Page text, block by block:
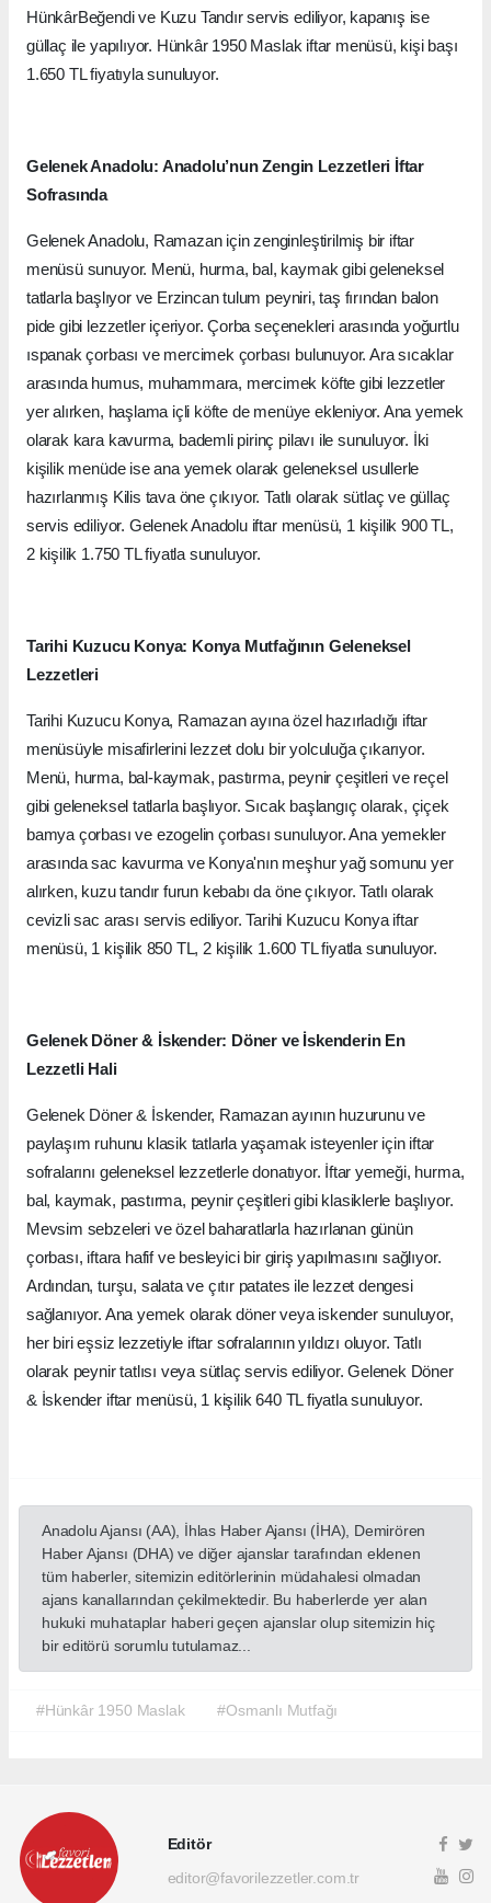
HünkârBeğendi ve Kuzu Tandır servis ediliyor, kapanış ise
güllaç ile yapılıyor. Hünkâr 1950 Maslak iftar menüsü, kişi başı
1.650 TL fiyatıyla sunuluyor.
Gelenek Anadolu: Anadolu’nun Zengin Lezzetleri İftar
Sofrasında
Gelenek Anadolu, Ramazan için zenginleştirilmiş bir iftar
menüsü sunuyor. Menü, hurma, bal, kaymak gibi geleneksel
tatlarla başlıyor ve Erzincan tulum peyniri, taş fırından balon
pide gibi lezzetler içeriyor. Çorba seçenekleri arasında yoğurtlu
ıspanak çorbası ve mercimek çorbası bulunuyor. Ara sıcaklar
arasında humus, muhammara, mercimek köfte gibi lezzetler
yer alırken, haşlama içli köfte de menüye ekleniyor. Ana yemek
olarak kara kavurma, bademli pirinç pilavı ile sunuluyor. İki
kişilik menüde ise ana yemek olarak geleneksel usullerle
hazırlanmış Kilis tava öne çıkıyor. Tatlı olarak sütlaç ve güllaç
servis ediliyor. Gelenek Anadolu iftar menüsü, 1 kişilik 900 TL,
2 kişilik 1.750 TL fiyatla sunuluyor.
Tarihi Kuzucu Konya: Konya Mutfağının Geleneksel
Lezzetleri
Tarihi Kuzucu Konya, Ramazan ayına özel hazırladığı iftar
menüsüyle misafirlerini lezzet dolu bir yolculuğa çıkarıyor.
Menü, hurma, bal-kaymak, pastırma, peynir çeşitleri ve reçel
gibi geleneksel tatlarla başlıyor. Sıcak başlangıç olarak, çiçek
bamya çorbası ve ezogelin çorbası sunuluyor. Ana yemekler
arasında sac kavurma ve Konya'nın meşhur yağ somunu yer
alırken, kuzu tandır furun kebabı da öne çıkıyor. Tatlı olarak
cevizli sac arası servis ediliyor. Tarihi Kuzucu Konya iftar
menüsü, 1 kişilik 850 TL, 2 kişilik 1.600 TL fiyatla sunuluyor.
Gelenek Döner & İskender: Döner ve İskenderin En
Lezzetli Hali
Gelenek Döner & İskender, Ramazan ayının huzurunu ve
paylaşım ruhunu klasik tatlarla yaşamak isteyenler için iftar
sofralarını geleneksel lezzetlerle donatıyor. İftar yemeği, hurma,
bal, kaymak, pastırma, peynir çeşitleri gibi klasiklerle başlıyor.
Mevsim sebzeleri ve özel baharatlarla hazırlanan günün
çorbası, iftara hafif ve besleyici bir giriş yapılmasını sağlıyor.
Ardından, turşu, salata ve çıtır patates ile lezzet dengesi
sağlanıyor. Ana yemek olarak döner veya iskender sunuluyor,
her biri eşsiz lezzetiyle iftar sofralarının yıldızı oluyor. Tatlı
olarak peynir tatlısı veya sütlaç servis ediliyor. Gelenek Döner
& İskender iftar menüsü, 1 kişilik 640 TL fiyatla sunuluyor.
Anadolu Ajansı (AA), İhlas Haber Ajansı (İHA), Demirören
Haber Ajansı (DHA) ve diğer ajanslar tarafından eklenen
tüm haberler, sitemizin editörlerinin müdahalesi olmadan
ajans kanallarından çekilmektedir. Bu haberlerde yer alan
hukuki muhataplar haberi geçen ajanslar olup sitemizin hiç
bir editörü sorumlu tutulamaz...
#Hünkâr 1950 Maslak #Osmanlı Mutfağı
Editör
editor@favorilezzetler.com.tr